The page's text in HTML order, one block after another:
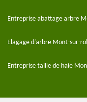
Entreprise abattage arbre
Elagage d'arbre Mont-sur-
Entreprise taille de haie